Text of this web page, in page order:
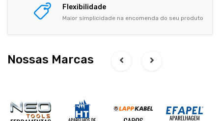
Flexibilidade
Maior simplicidade na encomenda do seu produto
Nossas Marcas